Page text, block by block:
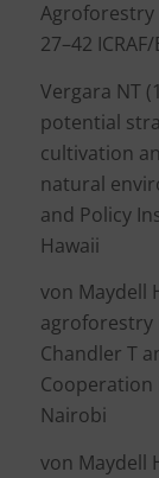
Agroforestry
27–42
Vergara NT
potential
cultivation
natural
and Policy
Hawaii
von Maydell
agroforestry
Chandler T
Cooperation
Nairobi
von Maydell